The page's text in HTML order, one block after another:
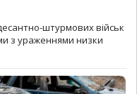
штурмових військ
з ураженнями низки